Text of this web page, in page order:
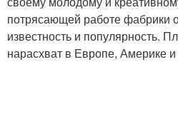
Платье с высоким
разрезом
потрясающей работе фабрики
известность и популярность.
нарасхват в Европе, Америке и